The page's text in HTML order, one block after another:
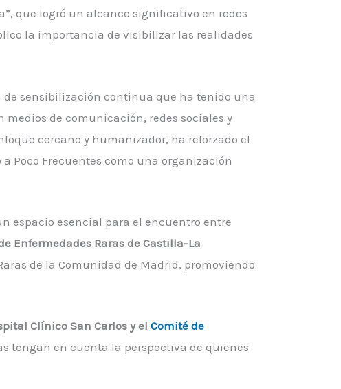
que logró un alcance significativo en redes
la importancia de visibilizar las realidades
de sensibilización continua que ha tenido una
de comunicación, redes sociales y
cercano y humanizador, ha reforzado el
Poco Frecuentes como una organización
espacio esencial para el encuentro entre
Enfermedades Raras de Castilla-La
de la Comunidad de Madrid, promoviendo
Clínico San Carlos y el Comité de
tengan en cuenta la perspectiva de quienes